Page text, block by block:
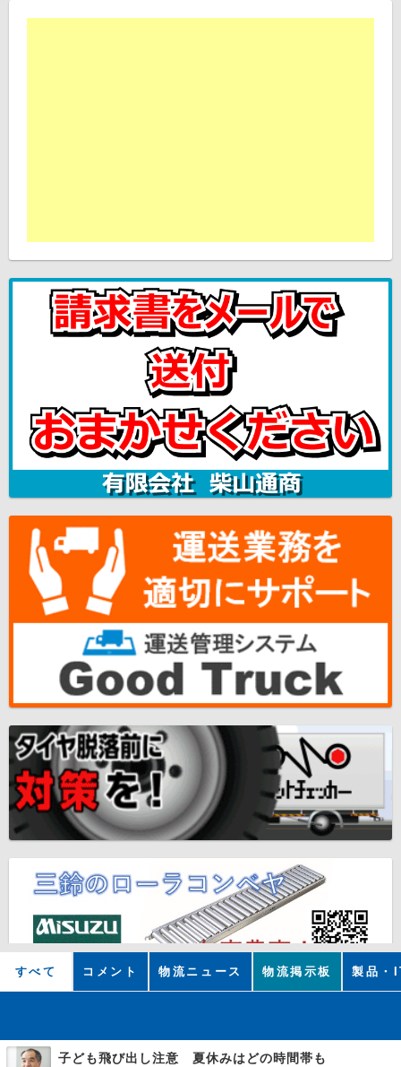
すべて コメント 物流ニュース 物流掲示板 製品・
子ども飛び出し注意 夏休みはどの時間帯も